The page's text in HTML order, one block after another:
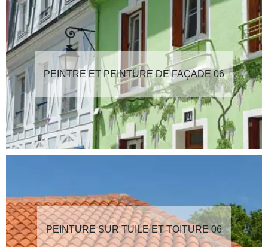
PEINTRE ET PEINTURE DE FAÇADE 06
PEINTURE SUR TUILE ET TOITURE 06